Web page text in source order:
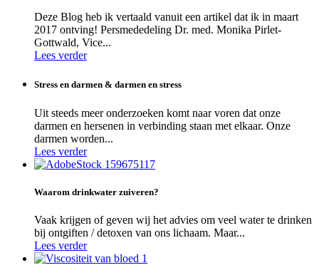
Deze Blog heb ik vertaald vanuit een artikel dat ik in maart
2017 ontving! Persmededeling Dr. med. Monika Pirlet-
Gottwald, Vice...
Lees verder
Stress en darmen & darmen en stress
Uit steeds meer onderzoeken komt naar voren dat onze
darmen en hersenen in verbinding staan met elkaar. Onze
darmen worden...
Lees verder
Waarom drinkwater zuiveren?
Vaak krijgen of geven wij het advies om veel water te drinken
bij ontgiften / detoxen van ons lichaam. Maar...
Lees verder